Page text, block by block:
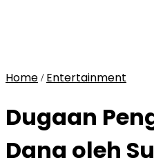
Home / Entertainment
Dugaan
Dana oleh